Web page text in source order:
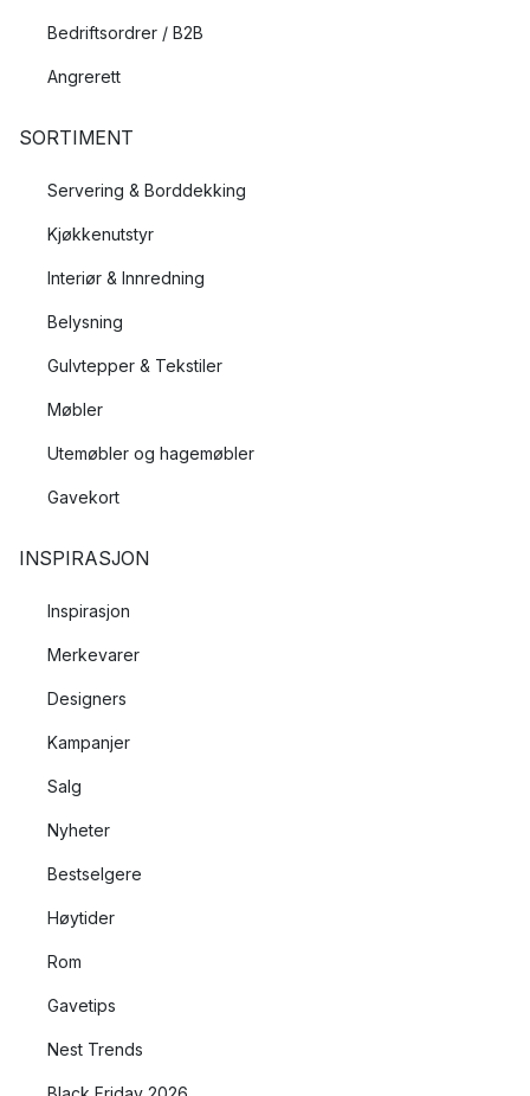
Bedriftsordrer / B2B
Angrerett
SORTIMENT
Servering & Borddekking
Kjøkkenutstyr
Interiør & Innredning
Belysning
Gulvtepper & Tekstiler
Møbler
Utemøbler og hagemøbler
Gavekort
INSPIRASJON
Inspirasjon
Merkevarer
Designers
Kampanjer
Salg
Nyheter
Bestselgere
Høytider
Rom
Gavetips
Nest Trends